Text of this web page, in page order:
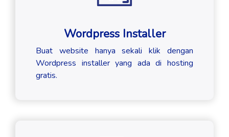
Wordpress Installer
Buat website hanya sekali klik dengan
Wordpress installer yang ada di hosting
gratis.